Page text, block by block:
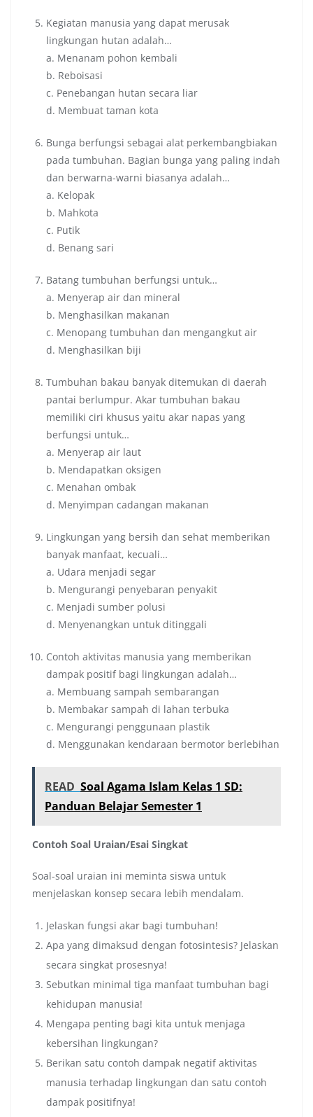
Kegiatan manusia yang dapat merusak
lingkungan hutan adalah…
a. Menanam pohon kembali
b. Reboisasi
c. Penebangan hutan secara liar
d. Membuat taman kota
Bunga berfungsi sebagai alat perkembangbiakan
pada tumbuhan. Bagian bunga yang paling indah
dan berwarna-warni biasanya adalah…
a. Kelopak
b. Mahkota
c. Putik
d. Benang sari
Batang tumbuhan berfungsi untuk…
a. Menyerap air dan mineral
b. Menghasilkan makanan
c. Menopang tumbuhan dan mengangkut air
d. Menghasilkan biji
Tumbuhan bakau banyak ditemukan di daerah
pantai berlumpur. Akar tumbuhan bakau
memiliki ciri khusus yaitu akar napas yang
berfungsi untuk…
a. Menyerap air laut
b. Mendapatkan oksigen
c. Menahan ombak
d. Menyimpan cadangan makanan
Lingkungan yang bersih dan sehat memberikan
banyak manfaat, kecuali…
a. Udara menjadi segar
b. Mengurangi penyebaran penyakit
c. Menjadi sumber polusi
d. Menyenangkan untuk ditinggali
Contoh aktivitas manusia yang memberikan
dampak positif bagi lingkungan adalah…
a. Membuang sampah sembarangan
b. Membakar sampah di lahan terbuka
c. Mengurangi penggunaan plastik
d. Menggunakan kendaraan bermotor berlebihan
READ Soal Agama Islam Kelas 1 SD:
Panduan Belajar Semester 1
Contoh Soal Uraian/Esai Singkat
Soal-soal uraian ini meminta siswa untuk
menjelaskan konsep secara lebih mendalam.
Jelaskan fungsi akar bagi tumbuhan!
Apa yang dimaksud dengan fotosintesis? Jelaskan
secara singkat prosesnya!
Sebutkan minimal tiga manfaat tumbuhan bagi
kehidupan manusia!
Mengapa penting bagi kita untuk menjaga
kebersihan lingkungan?
Berikan satu contoh dampak negatif aktivitas
manusia terhadap lingkungan dan satu contoh
dampak positifnya!